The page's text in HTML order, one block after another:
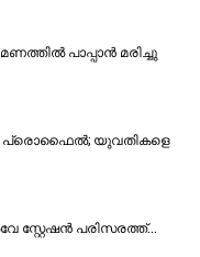
കുടുംബം
പാപ്പാൻ മരിച്ചു
പ്രൊഫൈൽ; യുവതികളെ
സ്റ്റേഷൻ പരിസരത്ത്...